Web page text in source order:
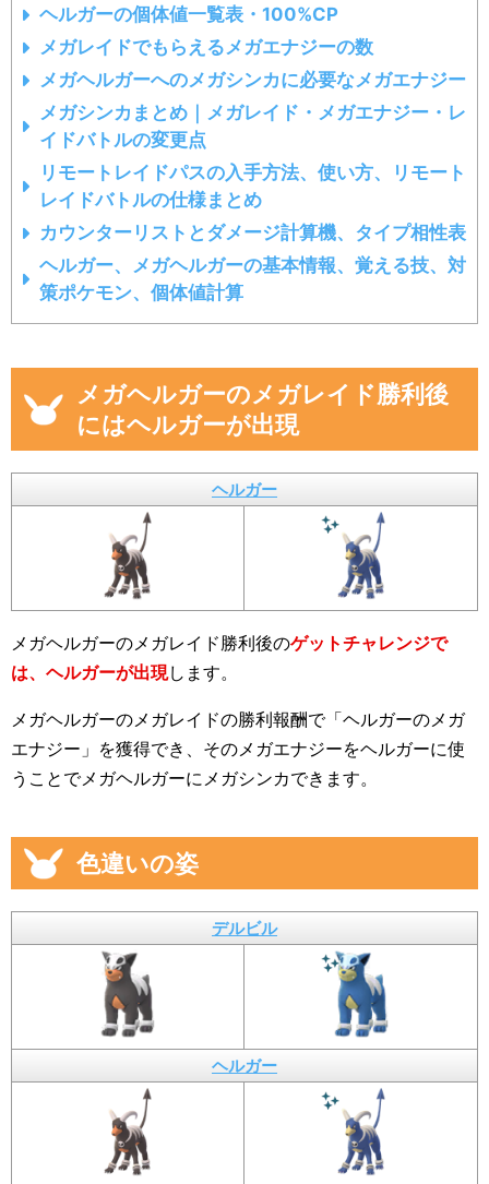
ヘルガーの個体値一覧表・100%CP
メガレイドでもらえるメガエナジーの数
メガヘルガーへのメガシンカに必要なメガエナジー
メガシンカまとめ｜メガレイド・メガエナジー・レ
イドバトルの変更点
リモートレイドパスの入手方法、使い方、リモート
レイドバトルの仕様まとめ
カウンターリストとダメージ計算機、タイプ相性表
ヘルガー、メガヘルガーの基本情報、覚える技、対
策ポケモン、個体値計算
メガヘルガーのメガレイド勝利後
にはヘルガーが出現
ヘルガー
メガヘルガーのメガレイド勝利後のゲットチャレンジで
は、ヘルガーが出現します。
メガヘルガーのメガレイドの勝利報酬で「ヘルガーのメガ
エナジー」を獲得でき、そのメガエナジーをヘルガーに使
うことでメガヘルガーにメガシンカできます。
色違いの姿
デルビル
ヘルガー